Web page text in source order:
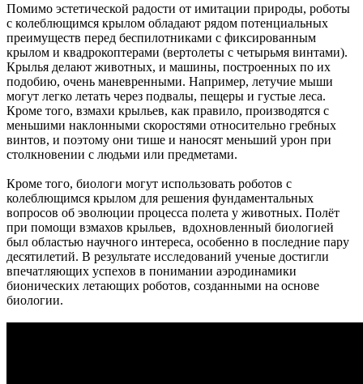
Помимо эстетической радости от имитации природы, роботы
с колеблющимся крылом обладают рядом потенциальных
преимуществ перед беспилотниками с фиксированным
крылом и квадрокоптерами (вертолеты с четырьмя винтами).
Крылья делают животных, и машины, построенных по их
подобию, очень маневренными. Например, летучие мыши
могут легко летать через подвалы, пещеры и густые леса.
Кроме того, взмахи крыльев, как правило, производятся с
меньшими наклонными скоростями относительно гребных
винтов, и поэтому они тише и наносят меньший урон при
столкновении с людьми или предметами.
Кроме того, биологи могут использовать роботов с
колеблющимся крылом для решения фундаментальных
вопросов об эволюции процесса полета у животных. Полёт
при помощи взмахов крыльев, вдохновленный биологией
был областью научного интереса, особенно в последние пару
десятилетий. В результате исследований ученые достигли
впечатляющих успехов в понимании аэродинамики
бионических летающих роботов, созданными на основе
биологии.